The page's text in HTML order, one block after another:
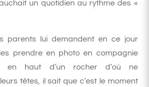
un quotidien au rythme des «
parents lui demandent en ce jour
prendre en photo en compagnie
en haut d’un rocher d’où ne
têtes, il sait que c’est le moment